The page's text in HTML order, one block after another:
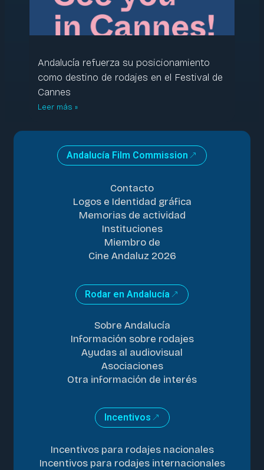
Andalucía refuerza su posicionamiento
como destino de rodajes en el Festival de
Cannes
Leer más »
Andalucía Film Commission
Contacto
Logos e Identidad gráfica
Memorias de actividad
Instituciones
Miembro de
Cine Andaluz 2026
Rodar en Andalucía
Sobre Andalucía
Información sobre rodajes
Ayudas al audiovisual
Asociaciones
Otra información de interés
Incentivos
Incentivos para rodajes nacionales
Incentivos para rodajes internacionales